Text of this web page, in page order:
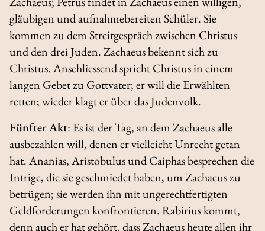
gläubigen und aufnahmebereiten Schüler. Sie
kommen zu dem Streitgespräch zwischen Christus
und den drei Juden. Zachaeus bekennt sich zu
Christus. Anschliessend spricht Christus in einem
langen Gebet zu Gottvater; er will die Erwählten
retten; wieder klagt er über das Judenvolk.
Fünfter Akt: Es ist der Tag, an dem Zachaeus alle
ausbezahlen will, denen er vielleicht Unrecht getan
hat. Ananias, Aristobulus und Caiphas besprechen die
Intrige, die sie geschmiedet haben, um Zachaeus zu
betrügen; sie werden ihn mit ungerechtfertigten
Geldforderungen konfrontieren. Rabirius kommt,
denn auch er hat gehört, dass Zachaeus heute allen ihr